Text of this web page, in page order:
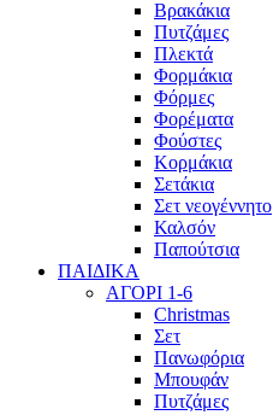
Βρακάκια
Πυτζάμες
Πλεκτά
Φορμάκια
Φόρμες
Φορέματα
Φούστες
Κορμάκια
Σετάκια
Σετ νεογέννητο
Καλσόν
Παπούτσια
ΠΑΙΔΙΚΑ
ΑΓΟΡΙ 1-6
Christmas
Σετ
Πανωφόρια
Μπουφάν
Πυτζάμες